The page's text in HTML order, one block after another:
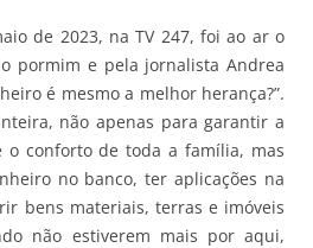
de 2023, na TV 247, foi ao ar o
pormim e pela jornalista Andrea
é mesmo a melhor herança?”.
não apenas para garantir a
o conforto de toda a família, mas
no banco, ter aplicações na
bens materiais, terras e imóveis
não estiverem mais por aqui,